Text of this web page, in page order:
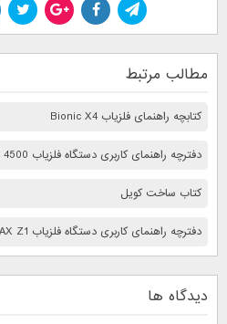
مطالب مرتبط
کتابچه راهنمای فلزیاب Bionic X4
دفترچه راهنمای کاربری دستگاه فلزیاب EXP 4500
کتاب ساخت کویل
دفترچه راهنمای کاربری دستگاه فلزیاب LOREVZ DEEPMAX Z1
دیدگاه ها